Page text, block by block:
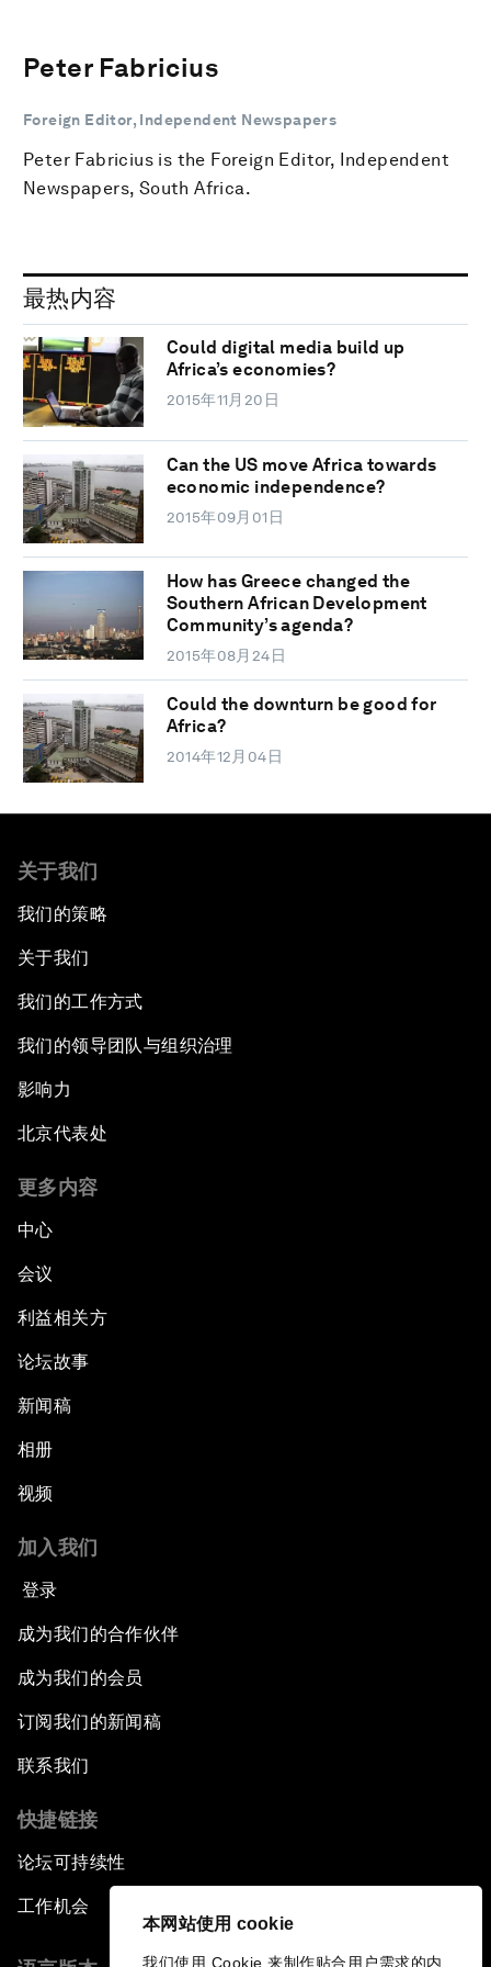
本网站使用 cookie
我们使用 Cookie 来制作贴合用户需求的内
Peter Fabricius
Foreign Editor, Independent Newspapers
Peter Fabricius is the Foreign Editor, Independent
Newspapers, South Africa.
最热内容
Could digital media build up
Africa’s economies?
2015年11月20日
Can the US move Africa towards
economic independence?
2015年09月01日
How has Greece changed the
Southern African Development
Community’s agenda?
2015年08月24日
Could the downturn be good for
Africa?
2014年12月04日
关于我们
我们的策略
关于我们
我们的工作方式
我们的领导团队与组织治理
影响力
北京代表处
更多内容
中心
会议
利益相关方
论坛故事
新闻稿
相册
视频
加入我们
登录
成为我们的合作伙伴
成为我们的会员
订阅我们的新闻稿
联系我们
快捷链接
论坛可持续性
工作机会